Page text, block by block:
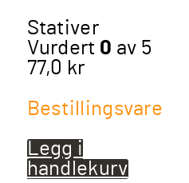
Stativer
Vurdert 0 av 5
77,0 kr
Bestillingsvare
Legg i
handlekurv